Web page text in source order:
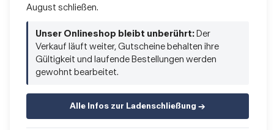
August schließen.
Unser Onlineshop bleibt unberührt: Der
Verkauf läuft weiter, Gutscheine behalten ihre
Gültigkeit und laufende Bestellungen werden
gewohnt bearbeitet.
Alle Infos zur Ladenschließung →